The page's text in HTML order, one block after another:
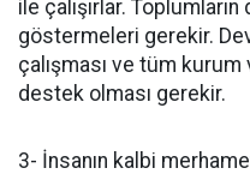
ile çalışırlar.
göstermeleri gerekir.
çalışması ve tüm
destek olması gerekir.
3- İnsanın kalbi